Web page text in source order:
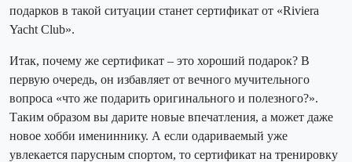
подарков в такой ситуации станет сертификат от «Riviera
Yacht Club».
Итак, почему же сертификат – это хороший подарок? В
первую очередь, он избавляет от вечного мучительного
вопроса «что же подарить оригинального и полезного?».
Таким образом вы дарите новые впечатления, а может даже
новое хобби имениннику. А если одариваемый уже
увлекается парусным спортом, то сертификат на тренировку